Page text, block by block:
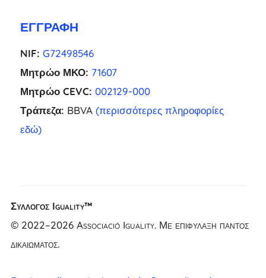
ΕΓΓΡΑΦΉ
NIF: G72498546
Μητρώο ΜΚΟ: 71607
Μητρώο CEVC: 002129-000
Τράπεζα: BBVA (περισσότερες πληροφορίες
εδώ)
Σύλλογος Iguality™
© 2022–2026 Associació Iguality. Με επιφύλαξη παντός
δικαιώματος.